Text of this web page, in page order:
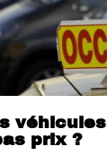
véhicules
prix ?